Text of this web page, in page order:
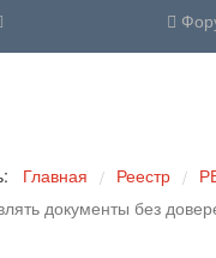
Главная / Реестр /
документы без